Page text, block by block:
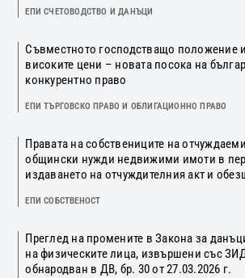
ЕПИ СЧЕТОВОДСТВО И ДАНЪЦИ
Съвместното господстващо положение
високите цени – новата посока на
конкурентно право
ЕПИ ТЪРГОВСКО ПРАВО И ОБЛИГАЦИОННО ПРАВО
Правата на собствениците на
общински нужди недвижими имоти в
издаването на отчуждителния акт и
ЕПИ СОБСТВЕНОСТ
Преглед на промените в Закона за
на физическите лица, извършени със
обнародван в ДВ, бр. 30 от 27.03.2026 г.